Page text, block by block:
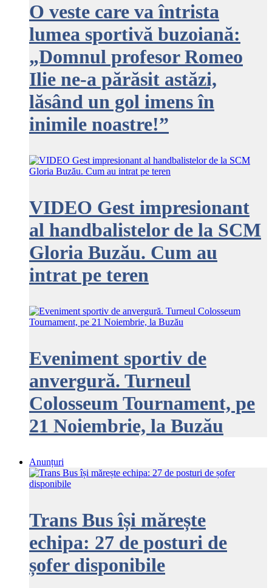
O veste care va întrista
lumea sportivă buzoiană:
„Domnul profesor Romeo
Ilie ne-a părăsit astăzi,
lăsând un gol imens în
inimile noastre!”
VIDEO Gest impresionant
al handbalistelor de la SCM
Gloria Buzău. Cum au
intrat pe teren
Eveniment sportiv de
anvergură. Turneul
Colosseum Tournament, pe
21 Noiembrie, la Buzău
Anunțuri
Trans Bus își mărește
echipa: 27 de posturi de
șofer disponibile